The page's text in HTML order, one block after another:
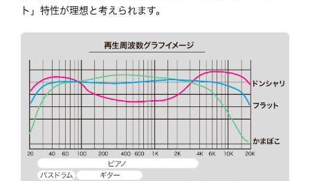
ト」特性が理想と考えられます。